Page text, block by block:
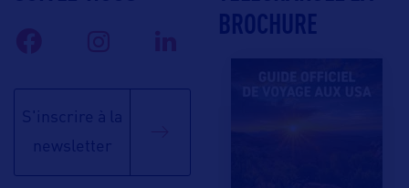
S'inscrire à la
newsletter
BROCHURE